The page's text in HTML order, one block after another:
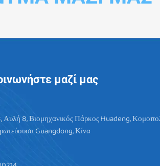
μαζί μας
Αυλή 8, Βιομηχανικός Πάρκος Huadeng,
Guangdong, Κίνα